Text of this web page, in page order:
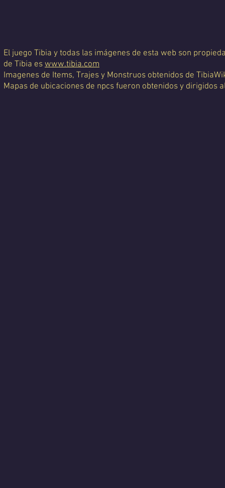
El juego Tibia y todas las imágenes de esta web son
de Tibia es www.tibia.com
Imagenes de Items, Trajes y Monstruos obtenidos de
Mapas de ubicaciones de npcs fueron obtenidos y dirigidos